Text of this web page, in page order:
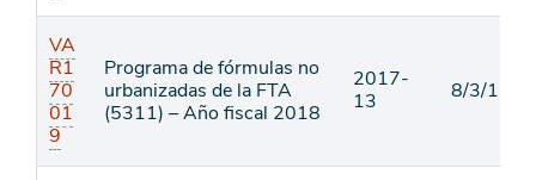
VA
R1
70
01
9
Programa de fórmulas no
urbanizadas de la FTA
(5311) – Año fiscal 2018
2017-
13
8/3/17